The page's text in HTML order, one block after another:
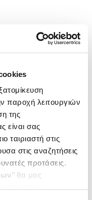
παροχή λειτουργιών
της
είναι σας
ταιριαστή στις
στις αναζητήσεις
προτάσεις.
’’ θα μας